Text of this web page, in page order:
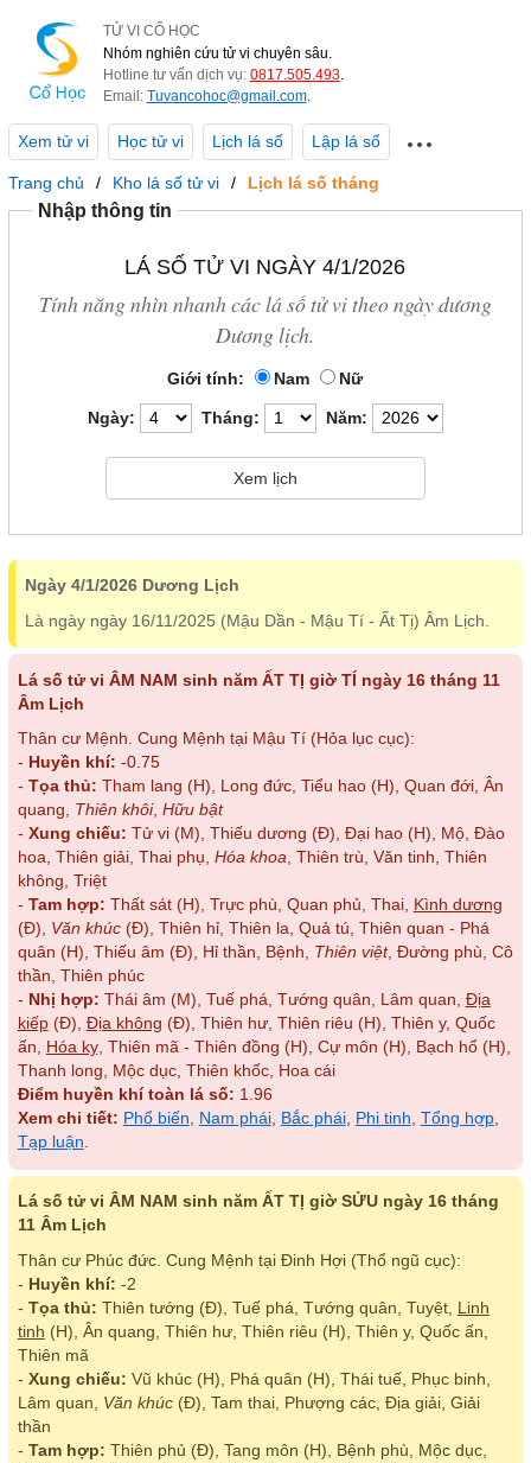
TỬ VI CỔ HỌC
Nhóm nghiên cứu tử vi chuyên sâu.
Hotline tư vấn dịch vụ: 0817.505.493.
Email: Tuvancohoc@gmail.com.
Xem tử vi Học tử vi Lịch lá số Lập lá số
Trang chủ Kho lá số tử vi Lịch lá số tháng
Nhập thông tin
LÁ SỐ TỬ VI NGÀY 4/1/2026
Tính năng nhìn nhanh các lá số tử vi theo ngày dương
Dương lịch.
Giới tính: Nam Nữ
Ngày: Tháng: Năm:
Ngày 4/1/2026 Dương Lịch
Là ngày ngày 16/11/2025 (Mậu Dần - Mậu Tí - Ất Tị) Âm Lịch.
Lá số tử vi ÂM NAM sinh năm ẤT TỊ giờ TÍ ngày 16 tháng 11
Âm Lịch
Thân cư Mệnh. Cung Mệnh tại Mậu Tí (Hỏa lục cục):
- Huyền khí: -0.75
- Tọa thủ: Tham lang (H), Long đức, Tiểu hao (H), Quan đới, Ân
quang, Thiên khôi, Hữu bật
- Xung chiếu: Tử vi (M), Thiếu dương (Đ), Đại hao (H), Mộ, Đào
hoa, Thiên giải, Thai phụ, Hóa khoa, Thiên trù, Văn tinh, Thiên
không, Triệt
- Tam hợp: Thất sát (H), Trực phù, Quan phủ, Thai, Kình dương
(Đ), Văn khúc(Đ), Thiên hỉ, Thiên la, Quả tú, Thiên quan - Phá
quân (H), Thiếu âm (Đ), Hỉ thần, Bệnh, Thiên việt, Đường phù, Cô
thần, Thiên phúc
- Nhị hợp: Thái âm (M), Tuế phá, Tướng quân, Lâm quan, Địa
kiếp(Đ), Địa không (Đ), Thiên hư, Thiên riêu (H), Thiên y, Quốc
ấn, Hóa kỵ, Thiên mã - Thiên đồng (H), Cự môn (H), Bạch hổ (H),
Thanh long, Mộc dục, Thiên khốc, Hoa cái
Điểm huyền khí toàn lá số: 1.96
Xem chi tiết: Phổ biến, Nam phái, Bắc phái, Phi tinh, Tổng hợp,
Tạp luận.
Lá số tử vi ÂM NAM sinh năm ẤT TỊ giờ SỬU ngày 16 tháng
11 Âm Lịch
Thân cư Phúc đức. Cung Mệnh tại Đinh Hợi (Thổ ngũ cục):
- Huyền khí: -2
- Tọa thủ: Thiên tướng (Đ), Tuế phá, Tướng quân, Tuyệt,
Linh
tinh (H), Ân quang, Thiên hư, Thiên riêu (H), Thiên y, Quốc ấn,
Thiên mã
- Xung chiếu: Vũ khúc (H), Phá quân (H), Thái tuế, Phục binh,
Lâm quan, Văn khúc(Đ), Tam thai, Phượng các, Địa giải, Giải
thần
- Tam hợp: Thiên phủ (Đ), Tang môn (H), Bệnh phù, Mộc dục,